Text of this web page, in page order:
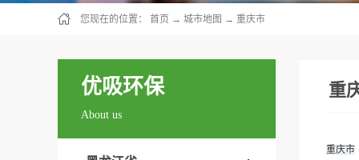
您现在的位置： 首页 → 城市地图 → 重庆市
优吸环保
About us
重
重庆市